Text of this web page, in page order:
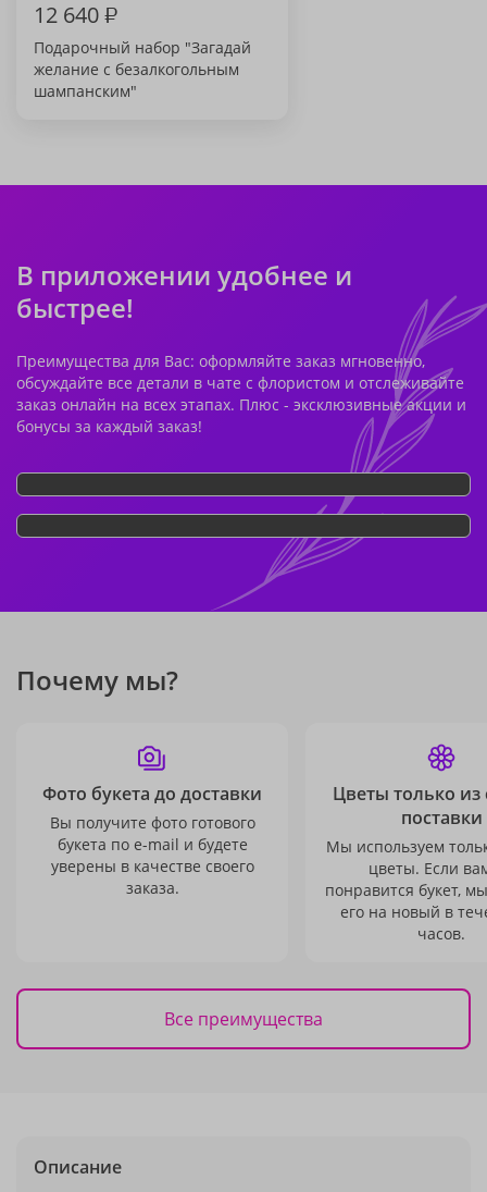
12 640₽
Подарочный набор "Загадай
желание с безалкогольным
шампанским"
В приложении удобнее и
быстрее!
Преимущества для Вас: оформляйте заказ мгновенно,
обсуждайте все детали в чате с флористом и отслеживайте
заказ онлайн на всех этапах. Плюс - эксклюзивные акции и
бонусы за каждый заказ!
Почему мы?
Фото букета до доставки
Вы получите фото готового
букета по e-mail и будете
уверены в качестве своего
заказа.
Цветы только из
поставки
Мы используем
цветы. Если
понравится букет,
его на новый в
часов.
Все преимущества
Описание